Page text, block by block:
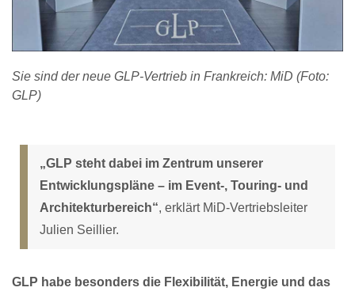
Sie sind der neue GLP-Vertrieb in Frankreich: MiD (Foto:
GLP)
„GLP steht dabei im Zentrum unserer
Entwicklungspläne – im Event-, Touring- und
Architekturbereich“, erklärt MiD-Vertriebsleiter
Julien Seillier.
GLP habe besonders die Flexibilität, Energie und das